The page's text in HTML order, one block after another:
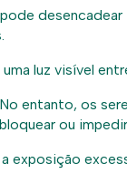
luz visível
entanto, os
ou
exposição